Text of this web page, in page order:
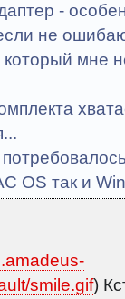
-
не
мне
OS так и
smile.gif)